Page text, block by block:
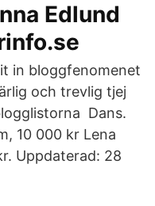
Edlund
in bloggfenomenet
och trevlig tjej
Dans.
10 000 kr Lena
Uppdaterad: 28